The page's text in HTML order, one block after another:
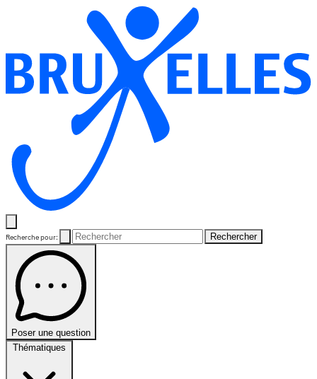
Recherche pour: Rechercher
Poser une question
Thématiques